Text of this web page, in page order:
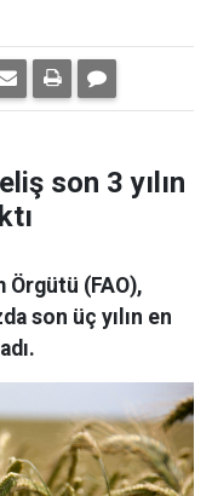
son 3 yılın
Örgütü (FAO),
son üç yılın en